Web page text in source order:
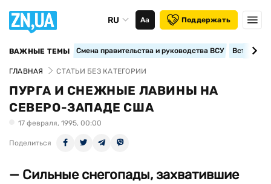
RU Аа Поддержать
ВАЖНЫЕ ТЕМЫ Смена правительства и руководства ВСУ
ГЛАВНАЯ СТАТЬИ БЕЗ КАТЕГОРИИ
ПУРГА И СНЕЖНЫЕ ЛАВИНЫ НА
СЕВЕРО-ЗАПАДЕ США
17 февраля, 1995, 00:00
Поделиться
— Сильные снегопады, захватившие